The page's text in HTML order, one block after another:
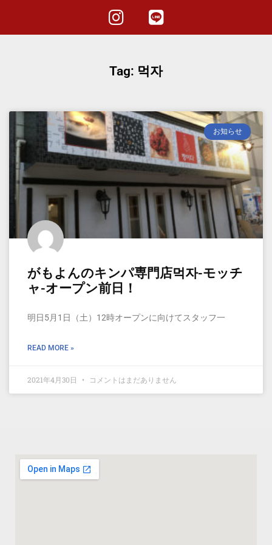
Tag: 먹자
お知らせ
がもよんのキンパ専門店먹자-モッチ
ャ-オープン前日！
明日5月1日（土）12時オープンに向けてスタッフ一
READ MORE »
2021年4月30日 コメントはまだありません